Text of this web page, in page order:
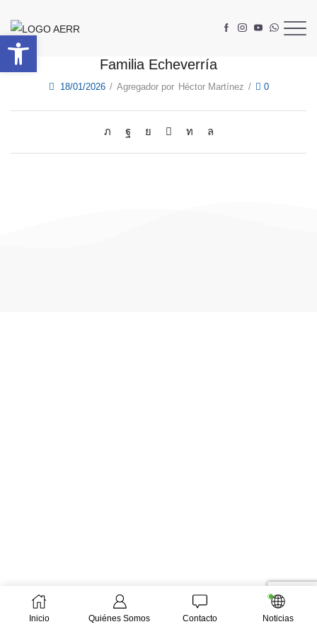
Familia Echeverría
18/01/2026 / Agregador por Héctor Martínez / 0
Inicio Quiénes Somos Contacto Noticias
Abrir barra de herramientas